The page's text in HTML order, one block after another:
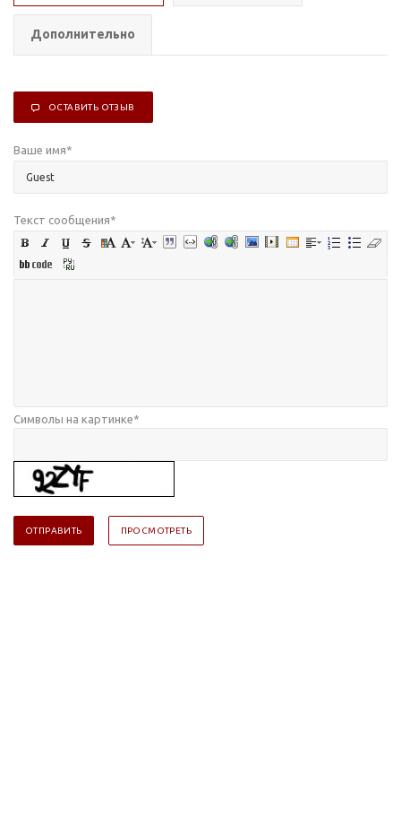
Дополнительно
ОСТАВИТЬ ОТЗЫВ
Ваше имя*
Текст сообщения*
Символы на картинке*